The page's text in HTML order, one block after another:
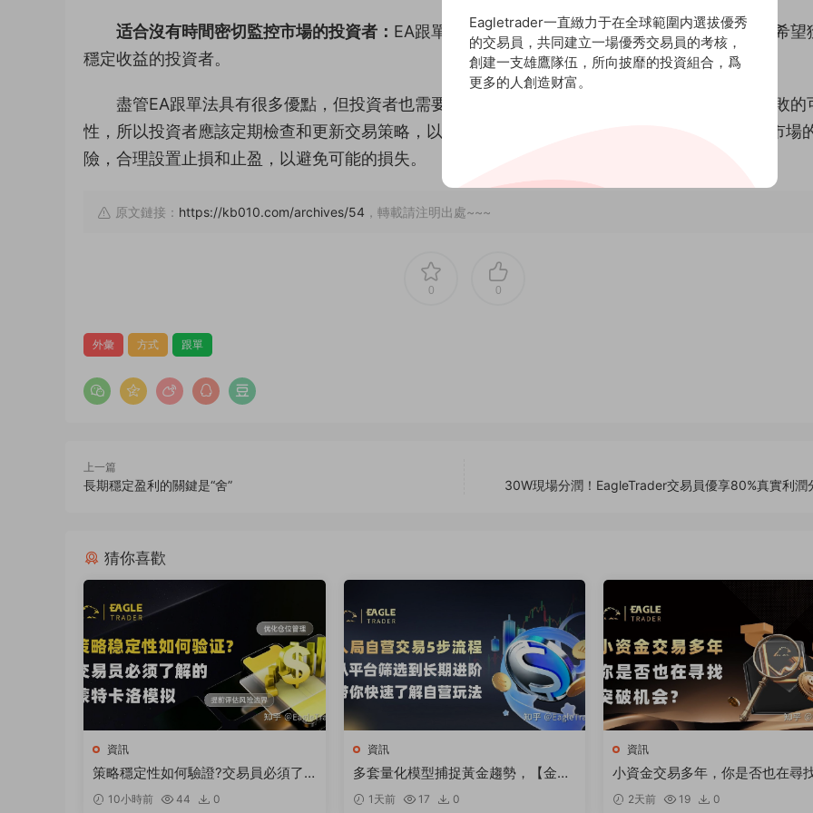
适合沒有時間密切監控市場的投資者： EA跟單法特别适合那些沒有時間密切監控市場，但又希望
穩定收益的投資者。
盡管EA跟單法具有很多優點，但投資者也需要注意風險管理。因爲自動化交易系統也存在失敗的
性，所以投資者應該定期檢查和更新交易策略，以确保系統的有效性。此外，投資者還應該了解市場
險，合理設置止損和止盈，以避免可能的損失。
原文鏈接： https://kb010.com/archives/54 ，轉載請注明出處~~~
0 0
外彙 方式 跟單
上一篇
長期穩定盈利的關鍵是“舍” 30W現場分潤！EagleTrader交易員優享80%真實利潤
猜你喜歡
資訊
策略穩定性如何驗證?交易員必須了
解的蒙特卡洛模拟
10小時前 44 0
資訊
多套量化模型捕捉黃金趨勢，【金太
狼】何以跻身明星信号源榜單?
1天前 17 0
資訊
小資金交易多年，你是否也在尋
破機會
2天前 19 0
Eagletrader一直緻力于在全球範圍内選拔優秀
的交易員，共同建立一場優秀交易員的考核，
創建一支雄鷹隊伍，所向披靡的投資組合，爲
更多的人創造财富。